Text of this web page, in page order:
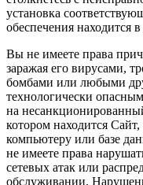
установка
обеспечения находится
Вы не имеете права
заражая его вирусами,
бомбами или любыми
технологически
на
котором находится
компьютеру или базе
не имеете права
сетевых атак или
обслуживании.